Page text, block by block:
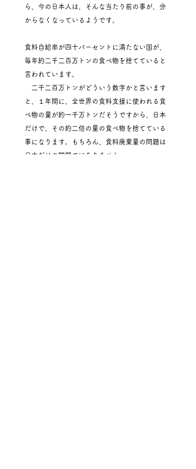
ら、今の日本人は、そんな当たり前の事が、分
からなくなっているようです。
食料自給率が四十パーセントに満たない国が、
毎年約二千二百万トンの食べ物を捨てていると
言われています。
二千二百万トンがどういう数字かと言います
と、１年間に、全世界の食料支援に使われる食
べ物の量が約一千万トンだそうですから、日本
だけで、その約二倍の量の食べ物を捨てている
事になります。もちろん、食料廃棄量の問題は
日本だけの問題ではありません。